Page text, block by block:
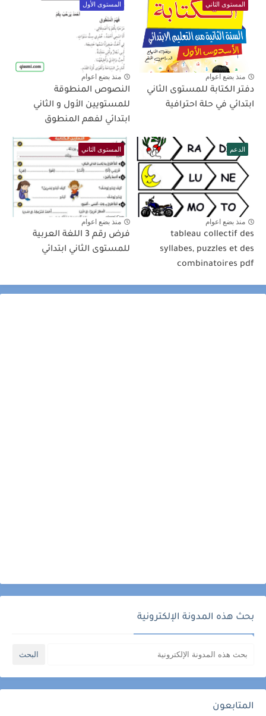
المستوى الثاني
منذ بضع اعوام
دفتر الكتابة للمستوى الثاني
ابتدائي في حلة احترافية
المستوى الأول
منذ بضع اعوام
النصوص المنطوقة
للمستويين الأول و الثاني
ابتدائي لفهم المنطوق
الدعم
منذ بضع اعوام
tableau collectif des
syllabes, puzzles et des
combinatoires pdf
المستوى الثاني
منذ بضع اعوام
فرض رقم 3 اللغة العربية
للمستوى الثاني ابتدائي
بحث هذه المدونة الإلكترونية
المتابعون